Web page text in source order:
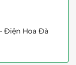
Điện Hoa Đà